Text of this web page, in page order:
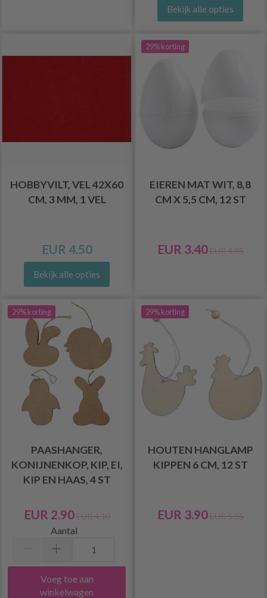
Bekijk alle opties
HOBBYVILT, VEL 42X60
CM, 3 MM, 1 VEL
EUR 4.50
Bekijk alle opties
29% korting
EIEREN MAT WIT, 8,8
CM X 5,5 CM, 12 ST
EUR 3.40 EUR 4.85
29% korting
PAASHANGER,
KONIJNENKOP, KIP, EI,
KIP EN HAAS, 4 ST
EUR 2.90 EUR 4.10
Aantal
Voeg toe aan
winkelwagen
29% korting
HOUTEN HANGLAMP
KIPPEN 6 CM, 12 ST
EUR 3.90 EUR 5.55